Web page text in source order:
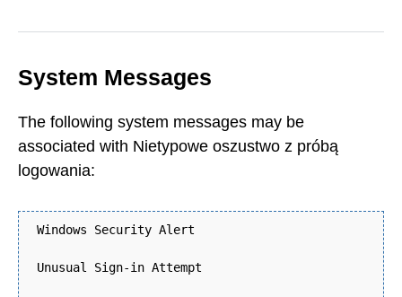
System Messages
The following system messages may be
associated with Nietypowe oszustwo z próbą
logowania:
Windows Security Alert
Unusual Sign-in Attempt